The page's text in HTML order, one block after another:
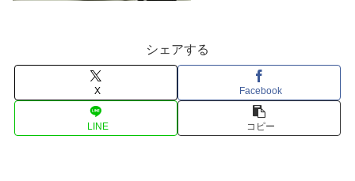
シェアする
X Facebook
LINE コピー